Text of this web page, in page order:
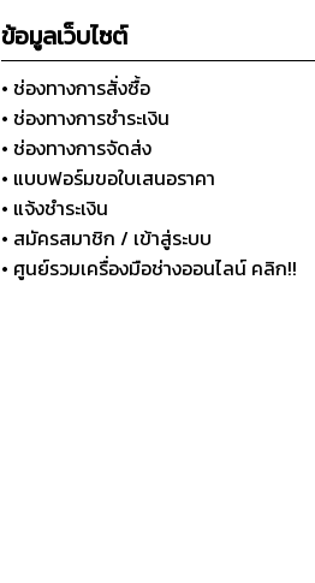
ข้อมูลเว็บไซต์
• ช่องทางการสั่งซื้อ
• ช่องทางการชำระเงิน
• ช่องทางการจัดส่ง
• แบบฟอร์มขอใบเสนอราคา
• แจ้งชำระเงิน
• สมัครสมาชิก / เข้าสู่ระบบ
• ศูนย์รวมเครื่องมือช่างออนไลน์ คลิก!!